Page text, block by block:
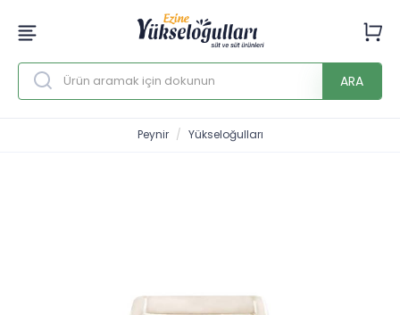
ARA
Peynir Yükseloğulları